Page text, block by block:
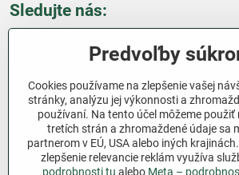
Sledujte nás:
Všetko o nákupe
Ďakujeme za podporu
Sme slovenský e-shop bez
vďaka vám – ľuďom, ktorí veria v
Predvoľby
Cookies používame na zlepšenie vašej
stránky, analýzu jej výkonnosti a
používaní. Na tento účel môžeme použiť
tretích strán a zhromaždené údaje sa
partnerom v EÚ, USA alebo iných
zlepšenie relevancie reklám využíva
podrobnosti tu alebo Meta –